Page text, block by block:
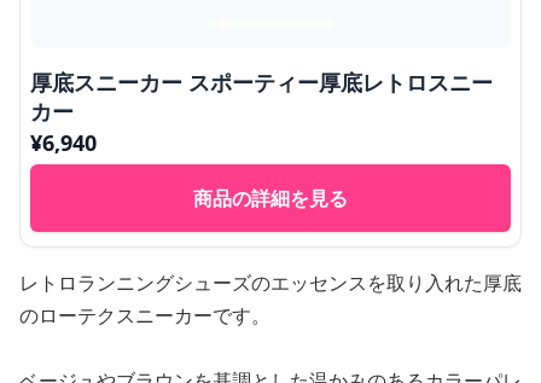
厚底スニーカー スポーティー厚底レトロスニー
カー
¥6,940
商品の詳細を見る
レトロランニングシューズのエッセンスを取り入れた厚底
のローテクスニーカーです。